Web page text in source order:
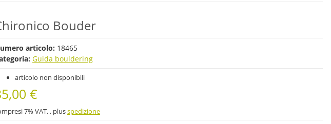
Bouder
articolo: 18465
Guida bouldering
articolo non disponibili
€
7% VAT. , plusspedizione